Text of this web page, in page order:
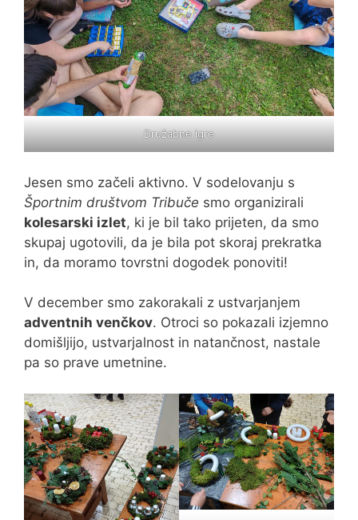
Družabne igre
Jesen smo začeli aktivno. V sodelovanju s
Športnim društvom Tribuče smo organizirali
kolesarski izlet, ki je bil tako prijeten, da smo
skupaj ugotovili, da je bila pot skoraj prekratka
in, da moramo tovrstni dogodek ponoviti!
V december smo zakorakali z ustvarjanjem
adventnih venčkov. Otroci so pokazali izjemno
domišljijo, ustvarjalnost in natančnost, nastale
pa so prave umetnine.